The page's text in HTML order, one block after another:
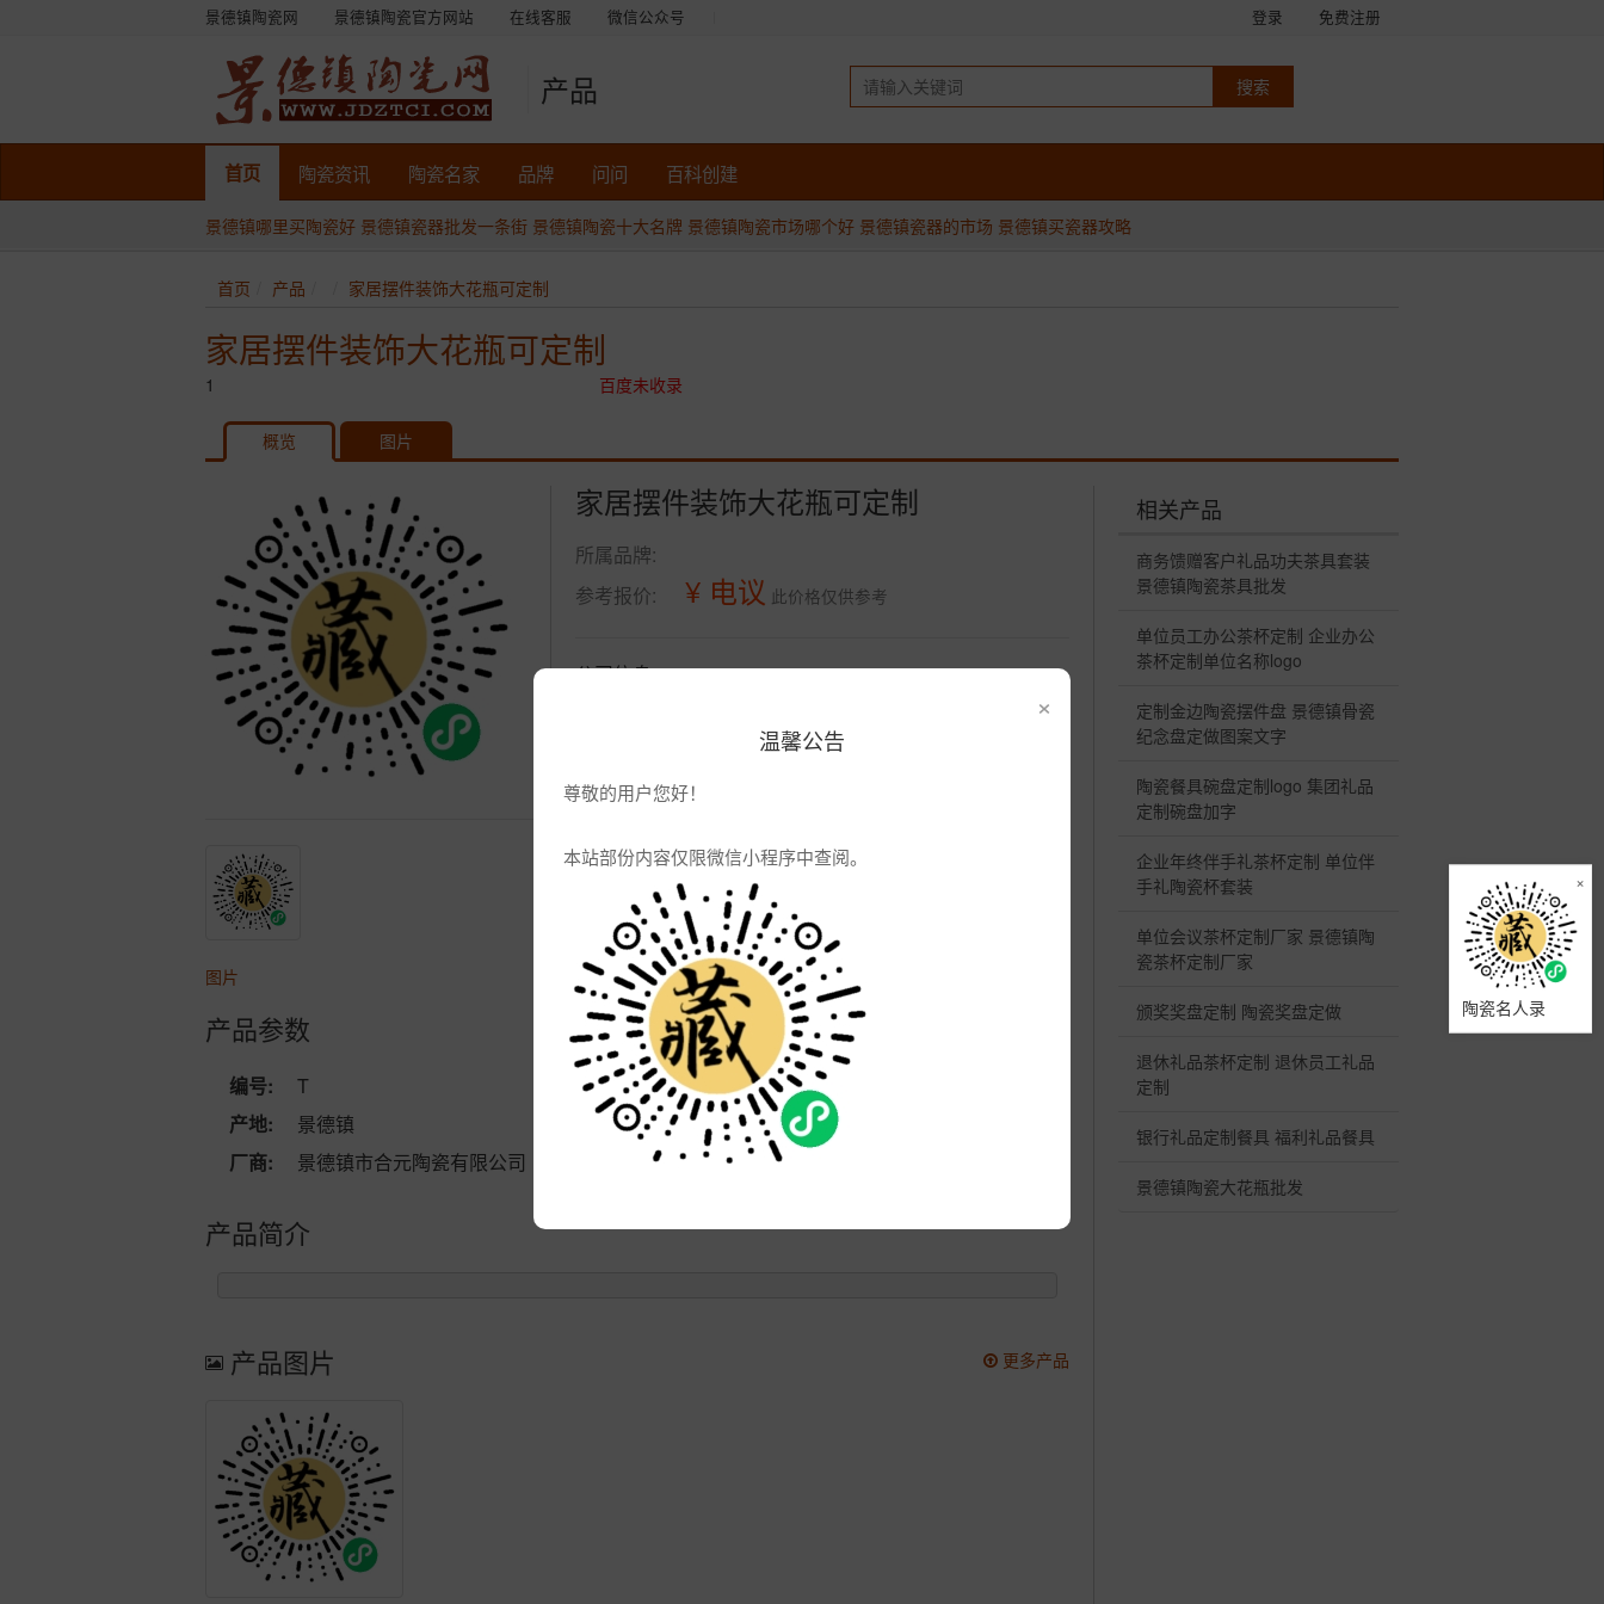
×
温馨公告
尊敬的用户您好！
本站部份内容仅限微信小程序中查阅。
景德镇陶瓷网 景德镇陶瓷官方网站 在线客服 微信公众号 登录 免费注册
产品
首页 陶瓷资讯 陶瓷名家 品牌 问问 百科创建
景德镇哪里买陶瓷好 景德镇瓷器批发一条街 景德镇陶瓷十大名牌 景德镇陶瓷市场哪个好 景德镇瓷器的市场 景德镇买瓷器攻略
×
陶瓷名人录
首页 产品 家居摆件装饰大花瓶可定制
家居摆件装饰大花瓶可定制
1 百度未收录
概览 图片
图片
家居摆件装饰大花瓶可定制
所属品牌:
参考报价:
¥ 电议 此价格仅供参考
公司信息
产品参数
编号: T
品牌:
产地:
景德镇 次数:
3097
厂商:
景德镇市合元陶瓷有限公司 更新: 2022-05-24 14:02:28
产品简介
更多产品
产品图片
相关产品
商务馈赠客户礼品功夫茶具套装
景德镇陶瓷茶具批发
单位员工办公茶杯定制 企业办公
茶杯定制单位名称logo
定制金边陶瓷摆件盘 景德镇骨瓷
纪念盘定做图案文字
陶瓷餐具碗盘定制logo 集团礼品
定制碗盘加字
企业年终伴手礼茶杯定制 单位伴
手礼陶瓷杯套装
单位会议茶杯定制厂家 景德镇陶
瓷茶杯定制厂家
颁奖奖盘定制 陶瓷奖盘定做
退休礼品茶杯定制 退休员工礼品
定制
银行礼品定制餐具 福利礼品餐具
景德镇陶瓷大花瓶批发